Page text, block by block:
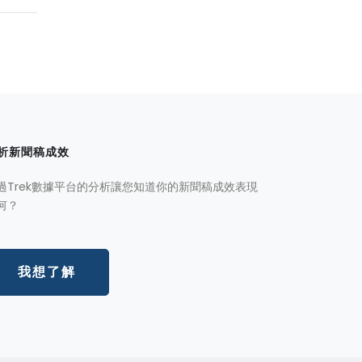
新聞稿成效
Trek數據平台的分析讓您知道你的新聞稿成效表現
？
我想了解